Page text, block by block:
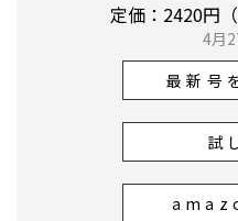
定価：2420円
4月
最新号
試